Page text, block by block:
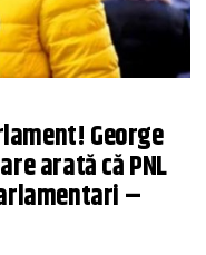
George
arată că PNL
–